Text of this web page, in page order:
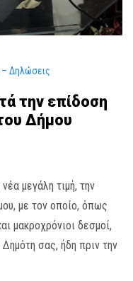
– Δηλώσεις
την επίδοση
Δήμου
μεγάλη τιμή, την
με τον οποίο, όπως
μακροχρόνιοι δεσμοί,
σας, ήδη πριν την